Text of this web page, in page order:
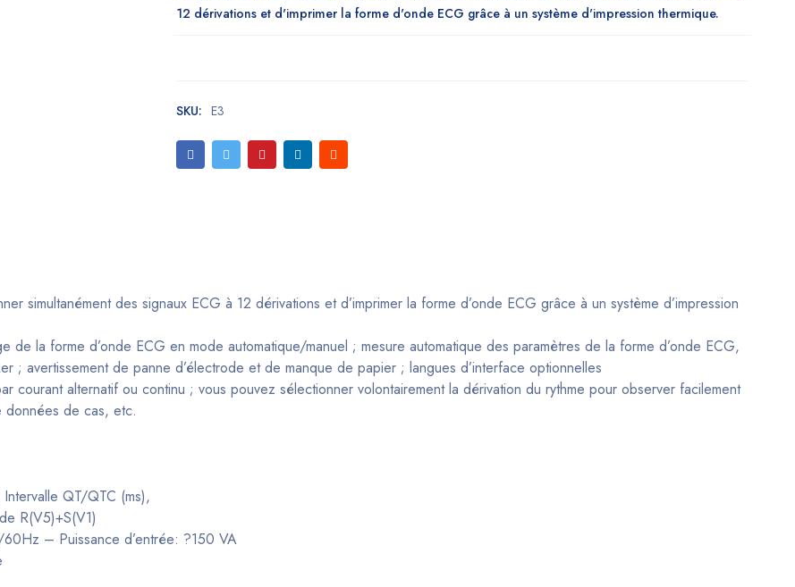
12 dérivations et d'imprimer la forme d'onde ECG grâce à un système d'impression thermique.
SKU: E3
simultanément des signaux ECG à 12 dérivations et d’imprimer la forme d’onde ECG grâce à un système d’impression
de la forme d’onde ECG en mode automatique/manuel ; mesure automatique des paramètres de la forme d’onde ECG,
; avertissement de panne d’électrode et de manque de papier ; langues d’interface optionnelles
courant alternatif ou continu ; vous pouvez sélectionner volontairement la dérivation du rythme pour observer facilement
données de cas, etc.
QT/QTC (ms),
R(V5)+S(V1)
– Puissance d’entrée: ?150 VA